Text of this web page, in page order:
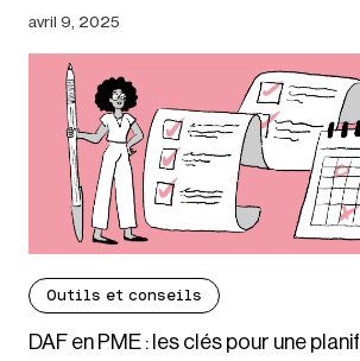
avril 9, 2025
Outils et conseils
DAF en PME : les clés pour une